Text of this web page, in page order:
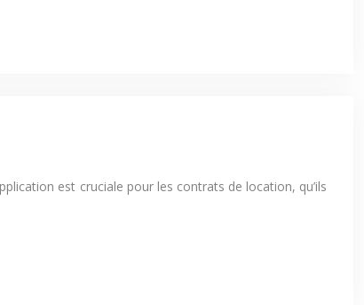
est cruciale pour les contrats de location, qu’ils